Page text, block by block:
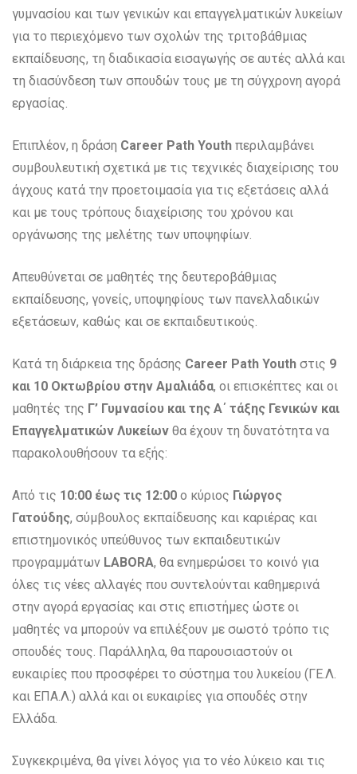
γυμνασίου και των γενικών και επαγγελματικών λυκείων
για το περιεχόμενο των σχολών της τριτοβάθμιας
εκπαίδευσης, τη διαδικασία εισαγωγής σε αυτές αλλά και
τη διασύνδεση των σπουδών τους με τη σύγχρονη αγορά
εργασίας.
Επιπλέον, η δράση Career Path Youth περιλαμβάνει
συμβουλευτική σχετικά με τις τεχνικές διαχείρισης του
άγχους κατά την προετοιμασία για τις εξετάσεις αλλά
και με τους τρόπους διαχείρισης του χρόνου και
οργάνωσης της μελέτης των υποψηφίων.
Απευθύνεται σε μαθητές της δευτεροβάθμιας
εκπαίδευσης, γονείς, υποψηφίους των πανελλαδικών
εξετάσεων, καθώς και σε εκπαιδευτικούς.
Κατά τη διάρκεια της δράσης Career Path Youth στις 9
και 10 Οκτωβρίου στην Αμαλιάδα, οι επισκέπτες και οι
μαθητές της Γ’ Γυμνασίου και της Α΄ τάξης Γενικών και
Επαγγελματικών Λυκείων θα έχουν τη δυνατότητα να
παρακολουθήσουν τα εξής:
Από τις 10:00 έως τις 12:00 ο κύριος Γιώργος
Γατούδης, σύμβουλος εκπαίδευσης και καριέρας και
επιστημονικός υπεύθυνος των εκπαιδευτικών
προγραμμάτων LABORA, θα ενημερώσει το κοινό για
όλες τις νέες αλλαγές που συντελούνται καθημερινά
στην αγορά εργασίας και στις επιστήμες ώστε οι
μαθητές να μπορούν να επιλέξουν με σωστό τρόπο τις
σπουδές τους. Παράλληλα, θα παρουσιαστούν οι
ευκαιρίες που προσφέρει το σύστημα του λυκείου (ΓΕ.Λ.
και ΕΠΑ.Λ.) αλλά και οι ευκαιρίες για σπουδές στην
Ελλάδα.
Συγκεκριμένα, θα γίνει λόγος για το νέο λύκειο και τις